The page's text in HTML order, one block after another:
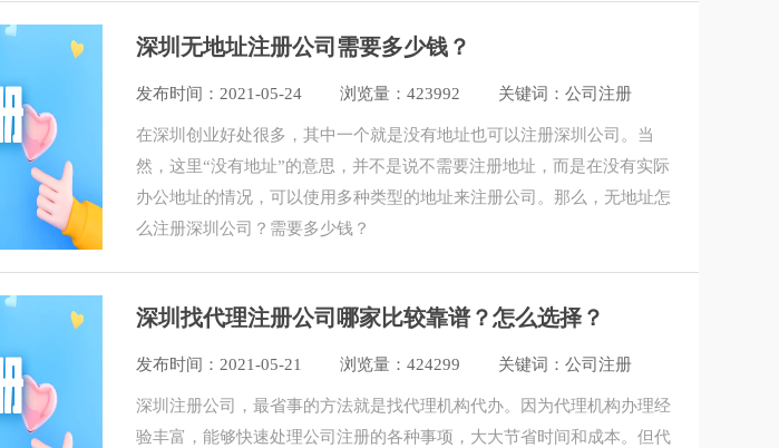
深圳无地址注册公司需要多少钱？
发布时间：2021-05-24 浏览量：423992 关键词：公司注册
在深圳创业好处很多，其中一个就是没有地址也可以注册深圳公司。当
然，这里“没有地址”的意思，并不是说不需要注册地址，而是在没有实际
办公地址的情况，可以使用多种类型的地址来注册公司。那么，无地址怎
么注册深圳公司？需要多少钱？
深圳找代理注册公司哪家比较靠谱？怎么选择？
发布时间：2021-05-21 浏览量：424299 关键词：公司注册
深圳注册公司，最省事的方法就是找代理机构代办。因为代理机构办理经
验丰富，能够快速处理公司注册的各种事项，大大节省时间和成本。但代